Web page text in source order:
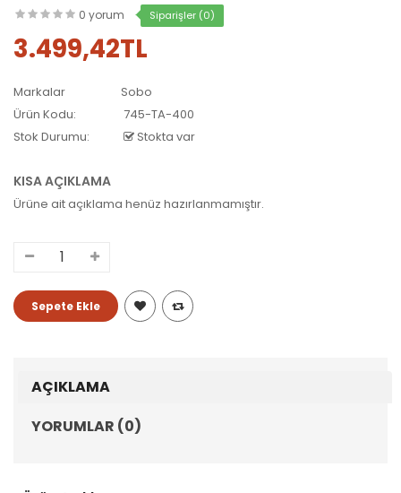
0 yorum Siparişler (0)
3.499,42TL
Markalar
Sobo
Ürün Kodu:
745-TA-400
Stok Durumu:
Stokta var
KISA AÇIKLAMA
Ürüne ait açıklama henüz hazırlanmamıştır.
AÇIKLAMA
YORUMLAR (0)